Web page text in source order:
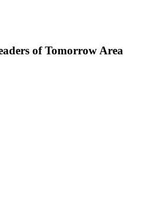
of Tomorrow Area